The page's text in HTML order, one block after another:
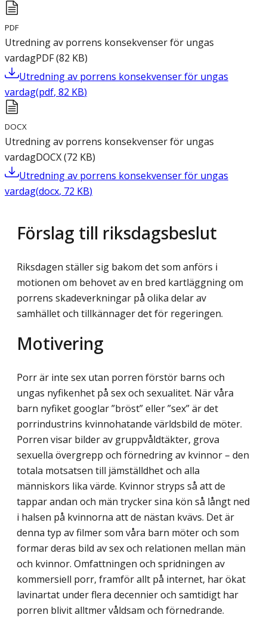
PDF
Utredning av porrens konsekvenser för ungas
vardagPDF(82 KB)
Utredning av porrens konsekvenser för ungas
vardag(pdf, 82 KB)
DOCX
Utredning av porrens konsekvenser för ungas
vardagDOCX(72 KB)
Utredning av porrens konsekvenser för ungas
vardag(docx, 72 KB)
Förslag till riksdagsbeslut
Riksdagen ställer sig bakom det som anförs i
motionen om behovet av en bred kartläggning om
porrens skadeverkningar på olika delar av
samhället och tillkännager det för regeringen.
Motivering
Porr är inte sex utan porren förstör barns och
ungas nyfikenhet på sex och sexualitet. När våra
barn nyfiket googlar ”bröst” eller ”sex” är det
porrindustrins kvinnohatande världsbild de möter.
Porren visar bilder av gruppvåldtäkter, grova
sexuella övergrepp och förnedring av kvinnor – den
totala motsatsen till jämställdhet och alla
människors lika värde. Kvinnor stryps så att de
tappar andan och män trycker sina kön så långt ned
i halsen på kvinnorna att de nästan kvävs. Det är
denna typ av filmer som våra barn möter och som
formar deras bild av sex och relationen mellan män
och kvinnor. Omfattningen och spridningen av
kommersiell porr, framför allt på internet, har ökat
lavinartat under flera decennier och samtidigt har
porren blivit alltmer våldsam och förnedrande.